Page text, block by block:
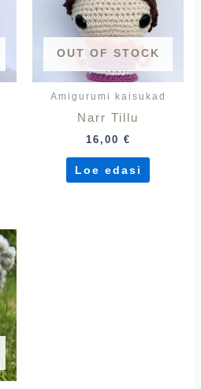
OUT OF STOCK
Amigurumi kaisukad
Narr Tillu
16,00 €
Loe edasi